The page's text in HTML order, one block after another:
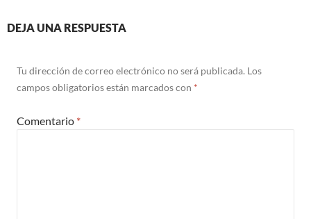
DEJA UNA RESPUESTA
Tu dirección de correo electrónico no será publicada. Los
campos obligatorios están marcados con *
Comentario *